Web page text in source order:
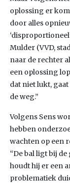
oplossing er
door alles
Mulder (VVD,
naar de rechter
een oplossing
dat niet lukt,
de weg.”
Volgens Sens
hebben
wachten op een
“De bal ligt bij
houdt hij er een
problematiek